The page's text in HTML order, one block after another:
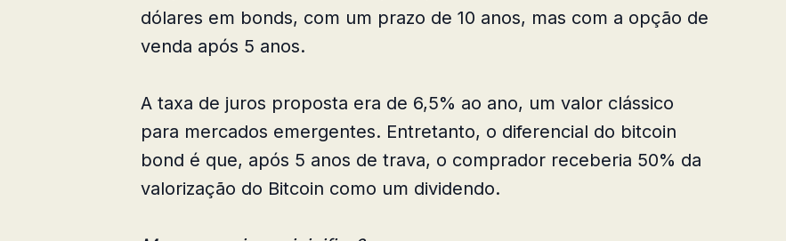
dólares em bonds, com um prazo de 10 anos, mas com a opção de
venda após 5 anos.
A taxa de juros proposta era de 6,5% ao ano, um valor clássico
para mercados emergentes. Entretanto, o diferencial do bitcoin
bond é que, após 5 anos de trava, o comprador receberia 50% da
valorização do Bitcoin como um dividendo.